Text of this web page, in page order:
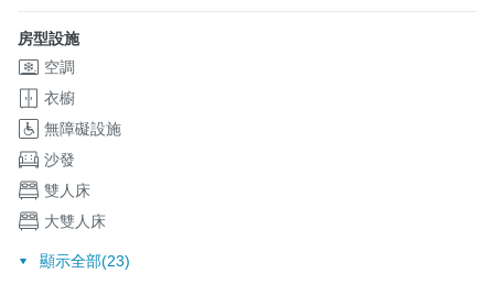
房型設施
空調
衣櫥
無障礙設施
沙發
雙人床
大雙人床
顯示全部(23)